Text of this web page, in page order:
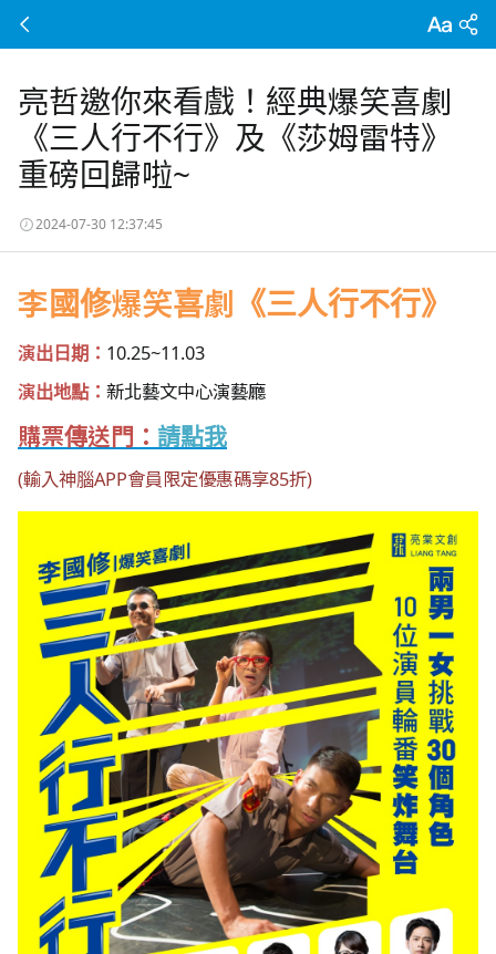
亮哲邀你來看戲！經典爆笑喜劇
《三人行不行》及《莎姆雷特》
重磅回歸啦~
2024-07-30 12:37:45
李國修爆笑喜劇《三人行不行》
演出日期： 10.25~11.03
演出地點： 新北藝文中心演藝廳
購票傳送門： 請點我
(輸入神腦APP會員限定優惠碼享85折)